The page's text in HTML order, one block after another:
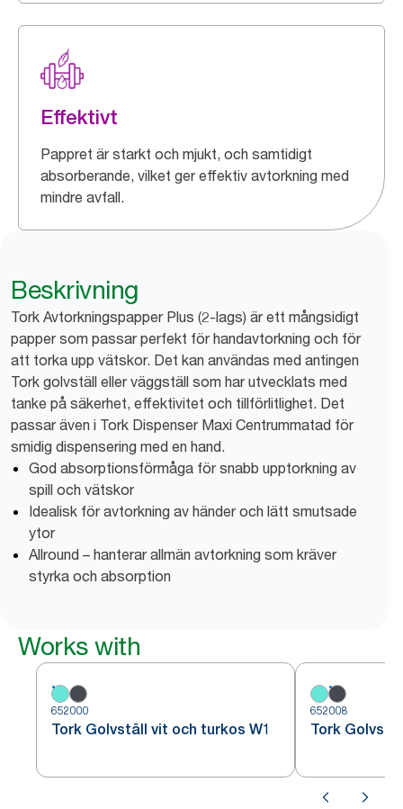
Effektivt
Pappret är starkt och mjukt, och samtidigt
absorberande, vilket ger effektiv avtorkning med
mindre avfall.
Beskrivning
Tork Avtorkningspapper Plus (2-lags) är ett mångsidigt
papper som passar perfekt för handavtorkning och för
att torka upp vätskor. Det kan användas med antingen
Tork golvställ eller väggställ som har utvecklats med
tanke på säkerhet, effektivitet och tillförlitlighet. Det
passar även i Tork Dispenser Maxi Centrummatad för
smidig dispensering med en hand.
God absorptionsförmåga för snabb upptorkning av
spill och vätskor
Idealisk för avtorkning av händer och lätt smutsade
ytor
Allround – hanterar allmän avtorkning som kräver
styrka och absorption
Works with
652000
Tork Golvställ vit och turkos W1
652008
Tork